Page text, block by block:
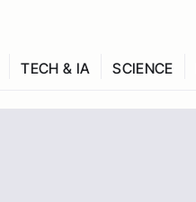
TECH & IA SCIENCE